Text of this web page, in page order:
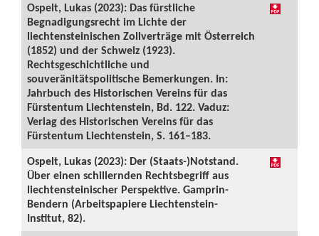
Ospelt, Lukas (2023): Das fürstliche
Begnadigungsrecht im Lichte der
liechtensteinischen Zollverträge mit Österreich
(1852) und der Schweiz (1923).
Rechtsgeschichtliche und
souveränitätspolitische Bemerkungen. In:
Jahrbuch des Historischen Vereins für das
Fürstentum Liechtenstein, Bd. 122. Vaduz:
Verlag des Historischen Vereins für das
Fürstentum Liechtenstein, S. 161–183.
Ospelt, Lukas (2023): Der (Staats-)Notstand.
Über einen schillernden Rechtsbegriff aus
liechtensteinischer Perspektive. Gamprin-
Bendern (Arbeitspapiere Liechtenstein-
Institut, 82).